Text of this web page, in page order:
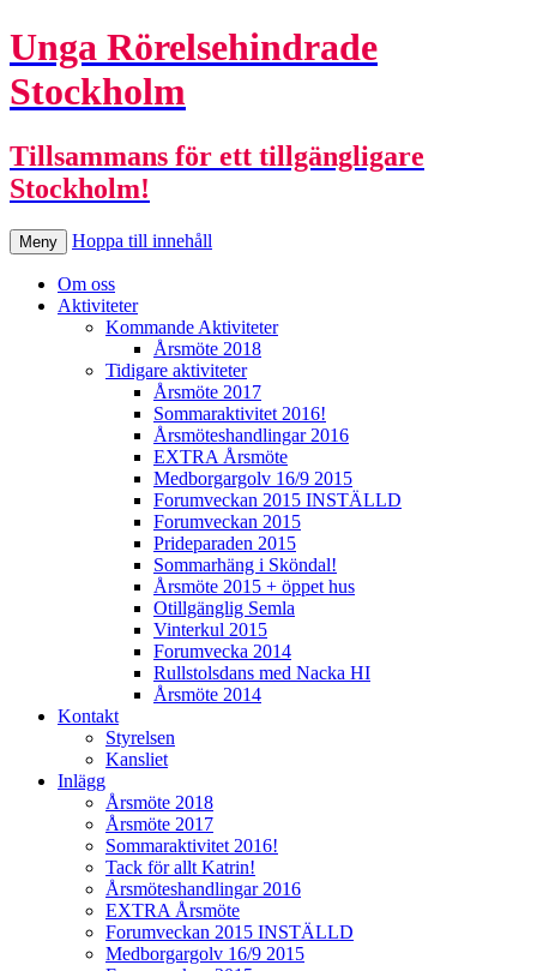
Unga Rörelsehindrade
Stockholm
Tillsammans för ett tillgängligare
Stockholm!
Meny Hoppa till innehåll
Om oss
Aktiviteter
Kommande Aktiviteter
Årsmöte 2018
Tidigare aktiviteter
Årsmöte 2017
Sommaraktivitet 2016!
Årsmöteshandlingar 2016
EXTRA Årsmöte
Medborgargolv 16/9 2015
Forumveckan 2015 INSTÄLLD
Forumveckan 2015
Prideparaden 2015
Sommarhäng i Sköndal!
Årsmöte 2015 + öppet hus
Otillgänglig Semla
Vinterkul 2015
Forumvecka 2014
Rullstolsdans med Nacka HI
Årsmöte 2014
Kontakt
Styrelsen
Kansliet
Inlägg
Årsmöte 2018
Årsmöte 2017
Sommaraktivitet 2016!
Tack för allt Katrin!
Årsmöteshandlingar 2016
EXTRA Årsmöte
Forumveckan 2015 INSTÄLLD
Medborgargolv 16/9 2015